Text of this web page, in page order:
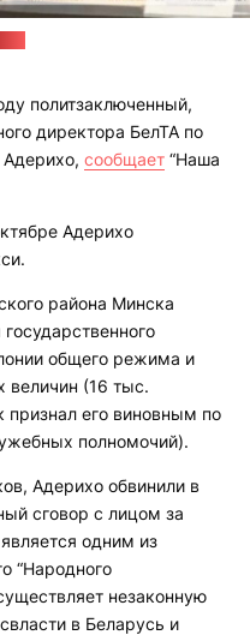
политзаключенный,
директора БелТА по
Адерихо, сообщает “Наша
Адерихо
района Минска
общего режима и
величин (16 тыс.
признал его виновным по
полномочий).
Адерихо обвинили в
сговор с лицом за
одним из
“Народного
незаконную
в Беларусь и